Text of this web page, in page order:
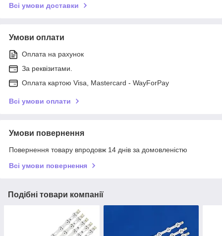
Всі умови доставки
Умови оплати
Оплата на рахунок
За реквізитами.
Оплата картою Visa, Mastercard - WayForPay
Всі умови оплати
Умови повернення
Повернення товару впродовж 14 днів за домовленістю
Всі умови повернення
Подібні товари компанії